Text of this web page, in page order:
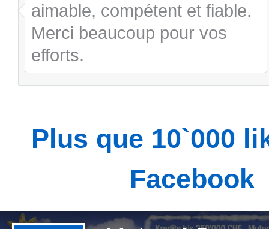
aimable, compétent et fiable.
Merci beaucoup pour vos
efforts.
Plus que 10`000
Facebook